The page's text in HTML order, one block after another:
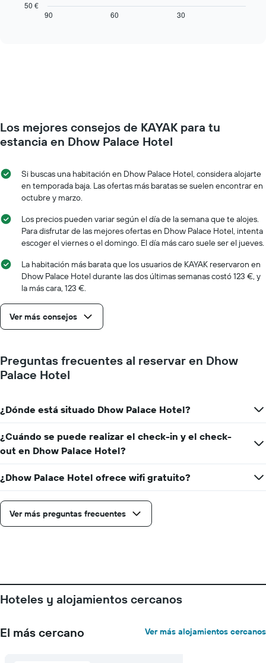
que
1
eje
Y
indica
el
precio
medio
de
una
habitación
tabla
muestra
que
se
fecha
de
gráfico
muestra
eje
que
número
de
faltan
para
El
gráfico
muestra
eje
Y
que
indica
el
precio
medio
90 60 30
50 €
Los mejores consejos de KAYAK para tu
estancia en Dhow Palace Hotel
Si buscas una habitación en Dhow Palace Hotel, considera alojarte
en temporada baja. Las ofertas más baratas se suelen encontrar en
octubre y marzo.
Los precios pueden variar según el día de la semana que te alojes.
Para disfrutar de las mejores ofertas en Dhow Palace Hotel, intenta
escoger el viernes o el domingo. El día más caro suele ser el jueves.
La habitación más barata que los usuarios de KAYAK reservaron en
Dhow Palace Hotel durante las dos últimas semanas costó 123 €, y
la más cara, 123 €.
Ver más consejos
Preguntas frecuentes al reservar en Dhow
Palace Hotel
¿Dónde está situado Dhow Palace Hotel?
¿Cuándo se puede realizar el check-in y el check-
out en Dhow Palace Hotel?
¿Dhow Palace Hotel ofrece wifi gratuito?
Ver más preguntas frecuentes
Hoteles y alojamientos cercanos
El más cercano Ver más alojamientos cercanos